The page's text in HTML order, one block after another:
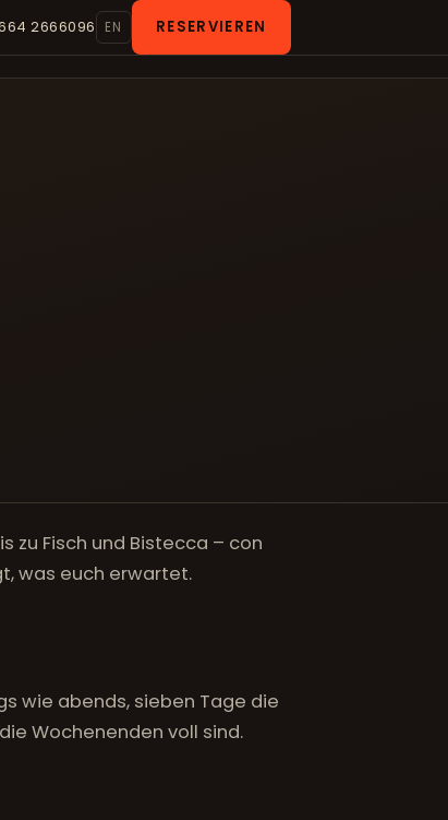
2666096 EN RESERVIEREN
zu Fisch und Bistecca – con
was euch erwartet.
wie abends, sieben Tage die
Wochenenden voll sind.